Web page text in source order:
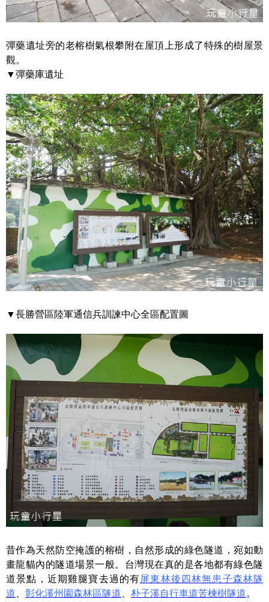
彈藥遺址旁的老榕樹氣根攀附在屋頂上形成了特殊的樹屋景
觀。
▼彈藥庫遺址
▼長勝營區陸軍通信兵訓諫中心全區配置圖
昔作為天然防空掩護的榕樹，自然形成的綠色隧道，宛如動
畫龍貓內的隧道場景一般。台灣現在真的是各地都有綠色隧
道景點，近期雞腿寶去過的有屏東林後四林無患子森林隧
道、 彰化溪州園森林區隧道、 朴子溪自行車道苦楝樹隧道。